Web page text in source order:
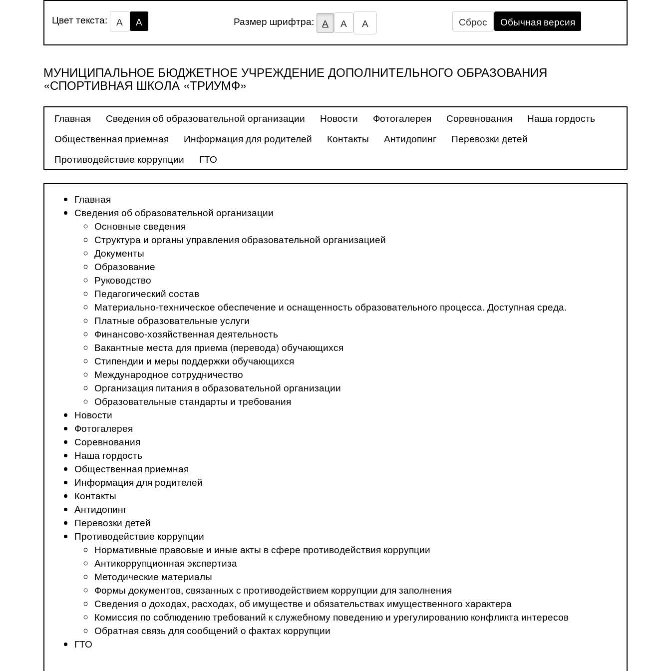
Цвет текста: А А Размер шрифтра: А А А Сброс Обычная версия
МУНИЦИПАЛЬНОЕ БЮДЖЕТНОЕ УЧРЕЖДЕНИЕ ДОПОЛНИТЕЛЬНОГО ОБРАЗОВАНИЯ
«СПОРТИВНАЯ ШКОЛА «ТРИУМФ»
Главная Сведения об образовательной организации Новости Фотогалерея Соревнования
Наша гордость
Общественная приемная
Информация для родителей Контакты Антидопинг
Перевозки детей
Противодействие коррупции
ГТО
Главная
Сведения об образовательной организации
Основные сведения
Структура и органы управления образовательной организацией
Документы
Образование
Руководство
Педагогический состав
Материально-техническое обеспечение и оснащенность образовательного процесса. Доступная среда.
Платные образовательные услуги
Финансово-хозяйственная деятельность
Вакантные места для приема (перевода) обучающихся
Стипендии и меры поддержки обучающихся
Международное сотрудничество
Организация питания в образовательной организации
Образовательные стандарты и требования
Новости
Фотогалерея
Соревнования
Наша гордость
Общественная приемная
Информация для родителей
Контакты
Антидопинг
Перевозки детей
Противодействие коррупции
Нормативные правовые и иные акты в сфере противодействия коррупции
Антикоррупционная экспертиза
Методические материалы
Формы документов, связанных с противодействием коррупции для заполнения
Сведения о доходах, расходах, об имуществе и обязательствах имущественного характера
Комиссия по соблюдению требований к служебному поведению и урегулированию конфликта интересов
Обратная связь для сообщений о фактах коррупции
ГТО